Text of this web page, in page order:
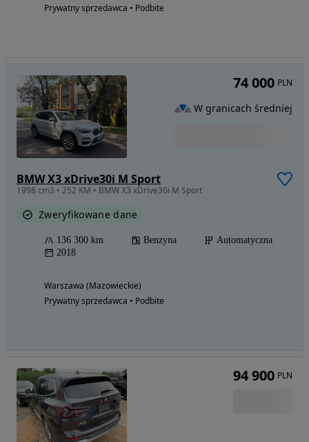
Prywatny sprzedawca • Podbite
BMW X3 xDrive30i M Sport
1998 cm3 • 252 KM • BMW X3 xDrive30i M Sport
Zweryfikowane dane
136 300 km Benzyna
Automatyczna
2018
Warszawa (Mazowieckie)
Prywatny sprzedawca • Podbite
74 000 PLN
W granicach średniej
94 900 PLN